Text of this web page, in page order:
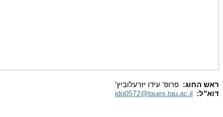
ראש החוג: פרופ' עידו יזרעלוביץ'
דוא"ל:
ido0572@tauex.tau.ac.il